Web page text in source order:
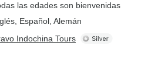
las edades son bienvenidas
Español, Alemán
Indochina Tours